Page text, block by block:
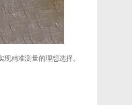
精准测量的理想选择。